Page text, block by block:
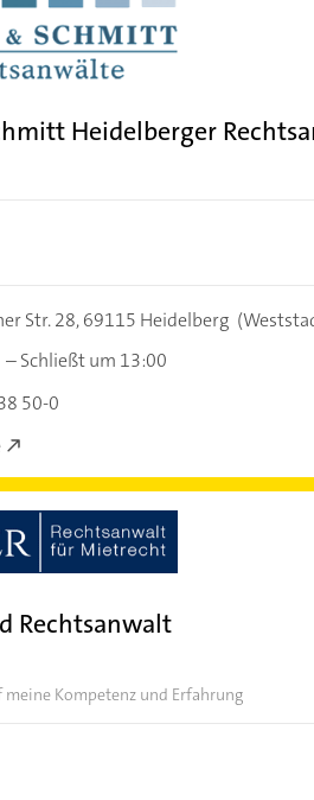
Heidelberger
Str. 28,69115 Heidelberg
Schließt um 13:00
50-0
Rechtsanwalt
meine Kompetenz und Erfahrung